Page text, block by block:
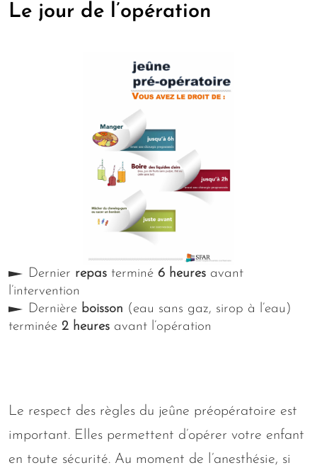
Le jour de l’opération
Dernier repas terminé 6 heures avant
l’intervention
Dernière boisson (eau sans gaz, sirop à l’eau)
terminée 2 heures avant l’opération
Le respect des règles du jeûne préopératoire est
important. Elles permettent d’opérer votre enfant
en toute sécurité. Au moment de l’anesthésie, si